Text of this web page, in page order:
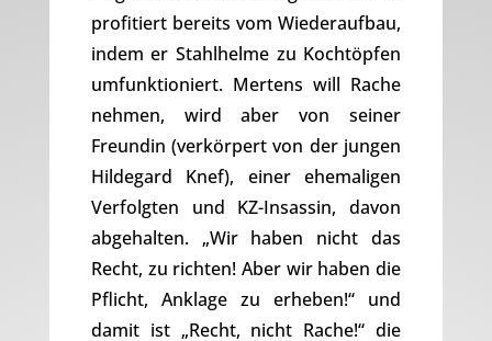
profitiert bereits vom Wiederaufbau,
indem er Stahlhelme zu Kochtöpfen
umfunktioniert. Mertens will Rache
nehmen, wird aber von seiner
Freundin (verkörpert von der jungen
Hildegard Knef), einer ehemaligen
Verfolgten und KZ-Insassin, davon
abgehalten. „Wir haben nicht das
Recht, zu richten! Aber wir haben die
Pflicht, Anklage zu erheben!“ und
damit ist „Recht, nicht Rache!“ die